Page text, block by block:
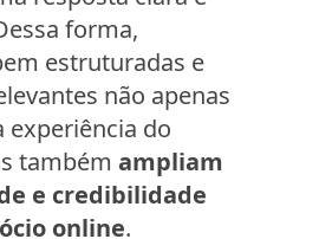
forma,
estruturadas e
não apenas
experiência do
também ampliam
e credibilidade
online.